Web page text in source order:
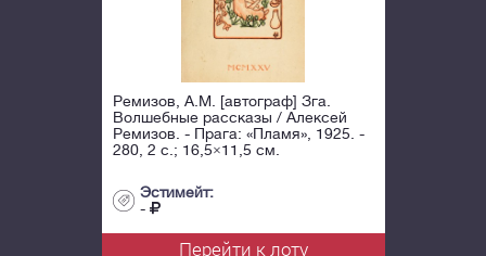
Ремизов, А.М. [автограф] Зга.
Волшебные рассказы / Алексей
Ремизов. - Прага: «Пламя», 1925. -
280, 2 с.; 16,5×11,5 см.
Эстимейт:
-
Перейти к лоту